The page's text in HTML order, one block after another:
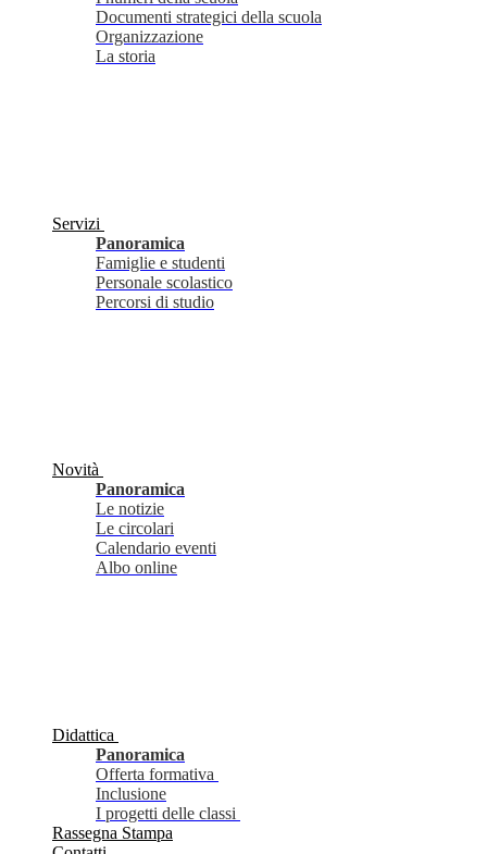
Documenti strategici della scuola
Organizzazione
La storia
Servizi
Panoramica
Famiglie e studenti
Personale scolastico
Percorsi di studio
Novità
Panoramica
Le notizie
Le circolari
Calendario eventi
Albo online
Didattica
Panoramica
Offerta formativa
Inclusione
I progetti delle classi
Rassegna Stampa